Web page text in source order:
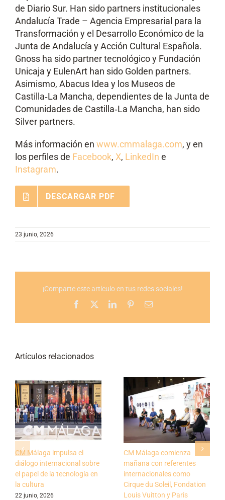
de Diario Sur. Han sido partners institucionales
Andalucía Trade – Agencia Empresarial para la
Transformación y el Desarrollo Económico de la
Junta de Andalucía y Acción Cultural Española.
Gnoss ha sido partner tecnológico y Fundación
Unicaja y EulenArt han sido Golden partners.
Asimismo, Abacus Idea y los Museos de
Castilla‑La Mancha, dependientes de la Junta de
Comunidades de Castilla‑La Mancha, han sido
Silver partners.
Más información en www.cmmalaga.com, y en
los perfiles de Facebook, X, LinkedIn e
Instagram.
DESCARGAR PDF
23 junio, 2026
¡Comparte este artículo en tus redes sociales!
Facebook
LinkedInPinterestCorreo
Artículos relacionados
CM Málaga impulsa el
diálogo internacional sobre
el papel de la tecnología en
la cultura
22 junio, 2026
CM Málaga comienza
mañana con referentes
internacionales como
Cirque du Soleil, Fondation
Louis Vuitton y Paris